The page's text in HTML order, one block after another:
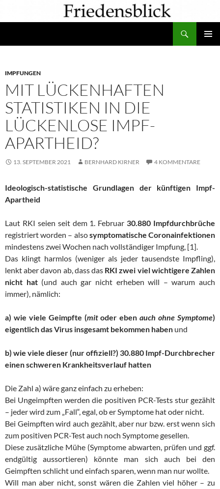
IMPFUNGEN
MIT LÜCKENHAFTEN
STATISTIKEN IN DIE
LÜCKENLOSE IMPF-
APARTHEID?
13. SEPTEMBER 2021 BERNHARD KIRNER 4 KOMMENTARE
Ideologisch-statistische Grundlagen der künftigen Impf-
Apartheid
Laut RKI seien seit dem 1. Februar 30.880 Impfdurchbrüche
registriert worden – alsosymptomatische Coronainfektionen
mindestens zwei Wochen nach vollständiger Impfung, [1].
Das klingt harmlos (weniger als jeder tausendste Impfling),
lenkt aber davon ab, dass das RKI zwei viel wichtigere Zahlen
nicht hat(und auch gar nicht erheben will – warum auch
immer), nämlich:
a) wie viele Geimpfte (mitoder ebenauch ohne Symptome)
eigentlich das Virus insgesamt bekommen haben und
b) wie viele dieser (nur offiziell?) 30.880 Impf-Durchbrecher
einen schweren Krankheitsverlauf hatten
Die Zahl a) wäre ganz einfach zu erheben:
Bei Ungeimpften werden die positiven PCR-Tests stur gezählt
– jeder wird zum „Fall“, egal, ob er Symptome hat oder nicht.
Bei Geimpften wird auch gezählt, aber nur bzw. erst wenn sich
zum positiven PCR-Test auch noch Symptome gesellen.
Diese zusätzliche Mühe (Symptome abwarten, prüfen und ggf.
endgültig aussortieren) könnte man sich auch bei den
Geimpften schlicht und einfach sparen, wenn man nur wollte.
Will man aber nicht, sonst wären die Zahlen viel höher – zu